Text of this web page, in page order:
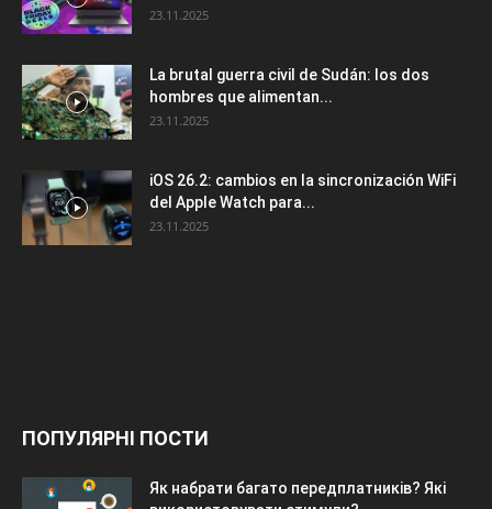
23.11.2025
La brutal guerra civil de Sudán: los dos
hombres que alimentan...
23.11.2025
iOS 26.2: cambios en la sincronización WiFi
del Apple Watch para...
23.11.2025
ПОПУЛЯРНІ ПОСТИ
Як набрати багато передплатників? Які